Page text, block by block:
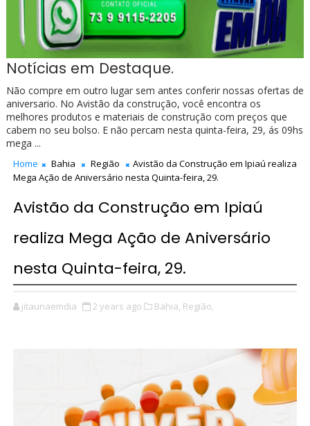
Notícias em Destaque.
Não compre em outro lugar sem antes conferir nossas ofertas de
aniversario. No Avistão da construção, você encontra os
melhores produtos e materiais de construção com preços que
cabem no seu bolso. E não percam nesta quinta-feira, 29, ás 09hs
mega ...
Home Bahia Região
Avistão da Construção em Ipiaú realiza
Mega Ação de Aniversário nesta Quinta-feira, 29.
Avistão da Construção em Ipiaú
realiza Mega Ação de Aniversário
nesta Quinta-feira, 29.
jitaunaemdia 2 years ago Bahia, Região,